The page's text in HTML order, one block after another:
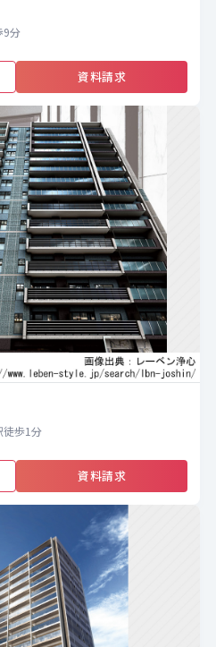
9分
資料請求
徒歩1分
資料請求